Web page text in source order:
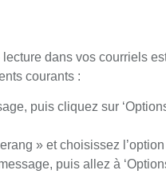
dans vos courriels
courants :
puis cliquez sur
» et choisissez
puis allez à